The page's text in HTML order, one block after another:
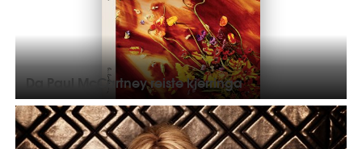
Da Paul McCartney reiste kjerringa